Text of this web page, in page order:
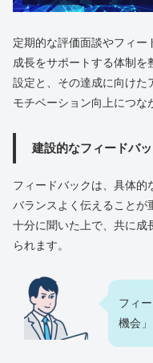
定期的な評価面談やフィー
成長をサポートする体制を
設定と、その達成に向けた
モチベーション向上につな
建設的なフィードバ
フィードバックは、具体的
バランスよく伝えることが
十分に聞いた上で、共に成
られます。
フィ
機会